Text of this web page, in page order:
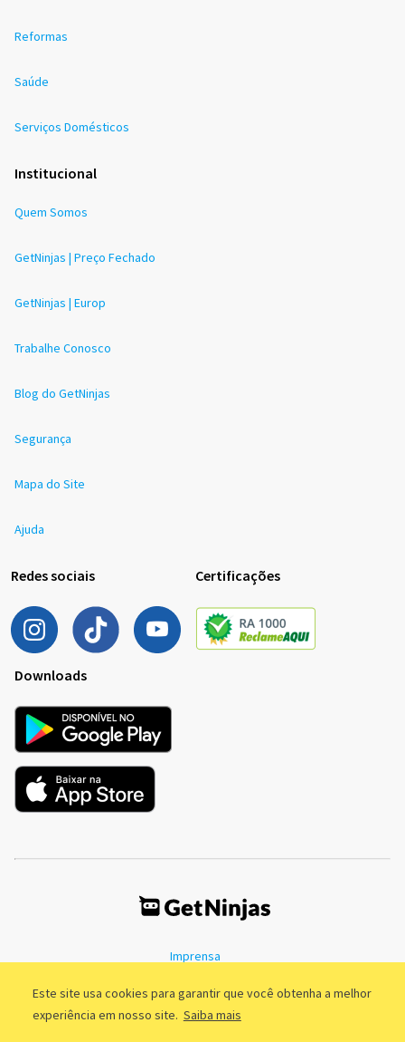
Este site usa cookies para garantir que você obtenha a melhor
experiência em nosso site. Saiba mais
Reformas
Saúde
Serviços Domésticos
Institucional
Quem Somos
GetNinjas | Preço Fechado
GetNinjas | Europ
Trabalhe Conosco
Blog do GetNinjas
Segurança
Mapa do Site
Ajuda
Redes sociais Certificações
Downloads
Imprensa
Política de Privacidade